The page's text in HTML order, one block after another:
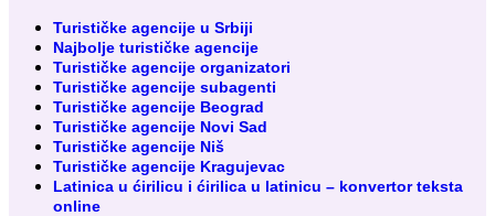
Turističke agencije u Srbiji
Najbolje turističke agencije
Turističke agencije organizatori
Turističke agencije subagenti
Turističke agencije Beograd
Turističke agencije Novi Sad
Turističke agencije Niš
Turističke agencije Kragujevac
Latinica u ćirilicu i ćirilica u latinicu – konvertor teksta
online